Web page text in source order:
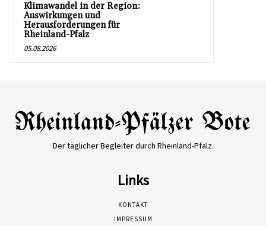
Klimawandel in der Region:
Auswirkungen und
Herausforderungen für
Rheinland-Pfalz
05.08.2026
Der täglicher Begleiter durch Rheinland-Pfalz.
Links
KONTAKT
IMPRESSUM